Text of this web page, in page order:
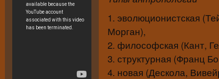
1. эволюционистская
Морган),
2. философская (Кант,
3. структурная (Франц
4. новая (Дескола,